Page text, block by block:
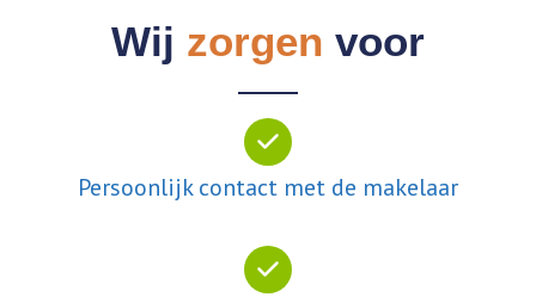
Wij zorgen voor
Persoonlijk contact met de makelaar